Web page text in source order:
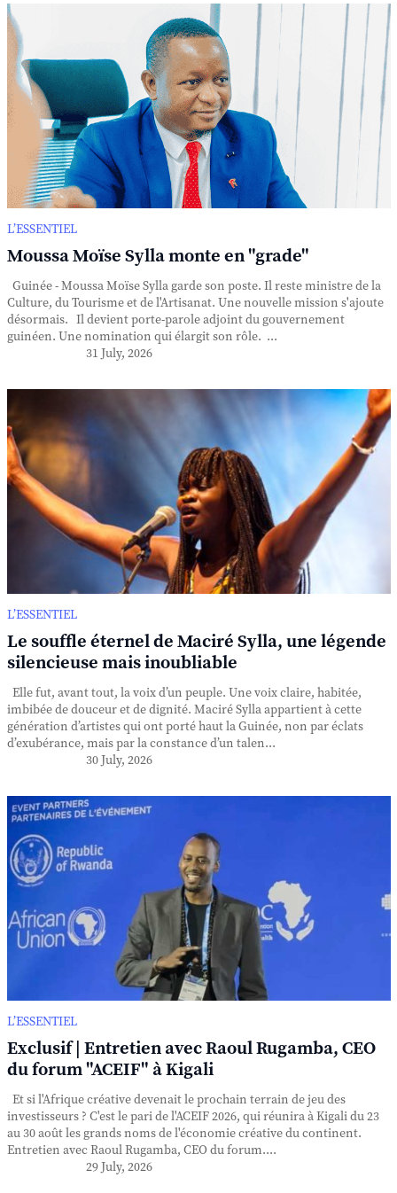
L’ESSENTIEL
Moussa Moïse Sylla monte en "grade"
Guinée - Moussa Moïse Sylla garde son poste. Il reste ministre de la
Culture, du Tourisme et de l'Artisanat. Une nouvelle mission s'ajoute
désormais. Il devient porte-parole adjoint du gouvernement
guinéen. Une nomination qui élargit son rôle. ...
31 July, 2026
L’ESSENTIEL
Le souffle éternel de Maciré Sylla, une légende
silencieuse mais inoubliable
Elle fut, avant tout, la voix d’un peuple. Une voix claire, habitée,
imbibée de douceur et de dignité. Maciré Sylla appartient à cette
génération d’artistes qui ont porté haut la Guinée, non par éclats
d’exubérance, mais par la constance d’un talen...
30 July, 2026
L’ESSENTIEL
Exclusif | Entretien avec Raoul Rugamba, CEO
du forum "ACEIF" à Kigali
Et si l'Afrique créative devenait le prochain terrain de jeu des
investisseurs ? C'est le pari de l'ACEIF 2026, qui réunira à Kigali du 23
au 30 août les grands noms de l'économie créative du continent.
Entretien avec Raoul Rugamba, CEO du forum....
29 July, 2026